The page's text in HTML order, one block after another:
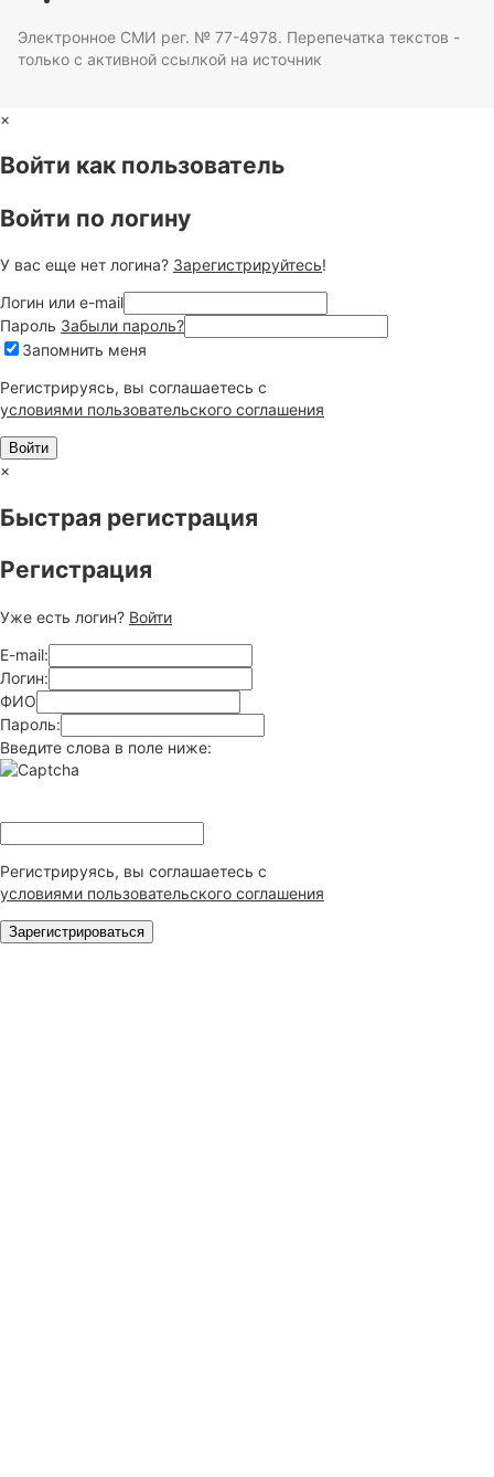
Электронное СМИ рег. № 77-4978. Перепечатка текстов -
только с активной ссылкой на источник
×
Войти как пользователь
Войти по логину
У вас еще нет логина? Зарегистрируйтесь!
Логин или e-mail
Пароль Забыли пароль?
Запомнить меня
Регистрируясь, вы соглашаетесь c
условиями пользовательского соглашения
×
Быстрая регистрация
Регистрация
Уже есть логин? Войти
E-mail:
Логин:
ФИО
Пароль:
Введите слова в поле ниже:
Регистрируясь, вы соглашаетесь c
условиями пользовательского соглашения